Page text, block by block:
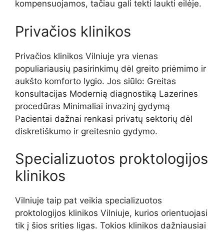
kompensuojamos, tačiau gali tekti laukti eilėje.
Privačios klinikos
Privačios klinikos Vilniuje yra vienas
populiariausių pasirinkimų dėl greito priėmimo ir
aukšto komforto lygio. Jos siūlo: Greitas
konsultacijas Modernią diagnostiką Lazerines
procedūras Minimaliai invazinį gydymą
Pacientai dažnai renkasi privatų sektorių dėl
diskretiškumo ir greitesnio gydymo.
Specializuotos proktologijos
klinikos
Vilniuje taip pat veikia specializuotos
proktologijos klinikos Vilniuje, kurios orientuojasi
tik į šios srities ligas. Tokios klinikos dažniausiai